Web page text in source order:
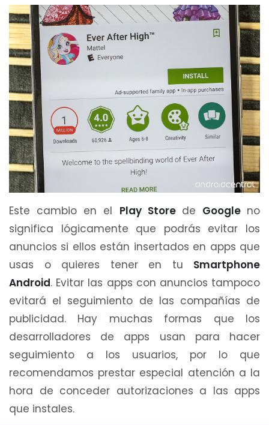
Este cambio en el Play Store de Google no
significa lógicamente que podrás evitar los
anuncios si ellos están insertados en apps que
usas o quieres tener en tu Smartphone
Android. Evitar las apps con anuncios tampoco
evitará el seguimiento de las compañías de
publicidad. Hay muchas formas que los
desarrolladores de apps usan para hacer
seguimiento a los usuarios, por lo que
recomendamos prestar especial atención a la
hora de conceder autorizaciones a las apps
que instales.